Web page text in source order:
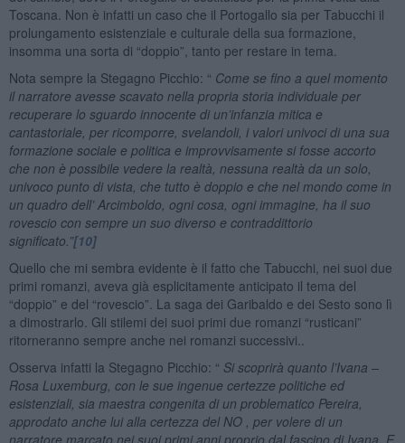
Toscana. Non è infatti un caso che il Portogallo sia per Tabucchi il
prolungamento esistenziale e culturale della sua formazione,
insomma una sorta di “doppio”, tanto per restare in tema.
Nota sempre la Stegagno Picchio: “ Come se fino a quel momento
il narratore avesse scavato nella propria storia individuale per
recuperare lo sguardo innocente di un’infanzia mitica e
cantastoriale, per ricomporre, svelandoli, i valori univoci di una sua
formazione sociale e politica e improvvisamente si fosse accorto
che non è possibile vedere la realtà, nessuna realtà da un solo,
univoco punto di vista, che tutto è doppio e che nel mondo come in
un quadro dell’ Arcimboldo, ogni cosa, ogni immagine, ha il suo
rovescio con sempre un suo diverso e contraddittorio
significato.”[10]
Quello che mi sembra evidente è il fatto che Tabucchi, nei suoi due
primi romanzi, aveva già esplicitamente anticipato il tema del
“doppio” e del “rovescio”. La saga dei Garibaldo e dei Sesto sono lì
a dimostrarlo. Gli stilemi dei suoi primi due romanzi “rusticani”
ritorneranno sempre anche nei romanzi successivi..
Osserva infatti la Stegagno Picchio: “ Si scoprirà quanto l’Ivana –
Rosa Luxemburg, con le sue ingenue certezze politiche ed
esistenziali, sia maestra congenita di un problematico Pereira,
approdato anche lui alla certezza del NO , per volere di un
narratore marcato nei suoi primi anni proprio dal fascino di Ivana. E